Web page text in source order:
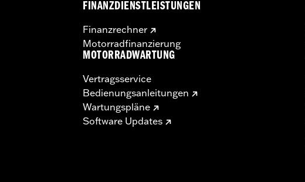
FINANZDIENSTLEISTUNGEN
Finanzrechner
Motorradfinanzierung
MOTORRADWARTUNG
Vertragsservice
Bedienungsanleitungen
Wartungspläne
Software Updates